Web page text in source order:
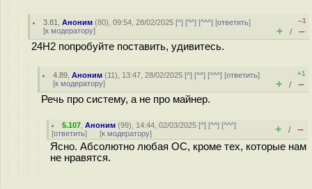
3.81 ,Аноним (80), 09:54, 28/02/2025 [^] [^^] [^^^] [ответить]
[к модератору]
–1
+ / –
24H2 попробуйте поставить, удивитесь.
4.89 ,Аноним (11), 13:47, 28/02/2025 [^] [^^] [^^^] [ответить]
[к модератору]
+1
+ / –
Речь про систему, а не про майнер.
5.107 ,Аноним (99), 14:44, 02/03/2025 [^] [^^] [^^^]
[ответить] [к модератору] + / –
Ясно. Абсолютно любая ОС, кроме тех, которые нам
не нравятся.